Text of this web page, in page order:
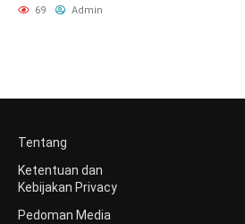
69 Admin
Tentang
Ketentuan dan
Kebijakan Privacy
Pedoman Media